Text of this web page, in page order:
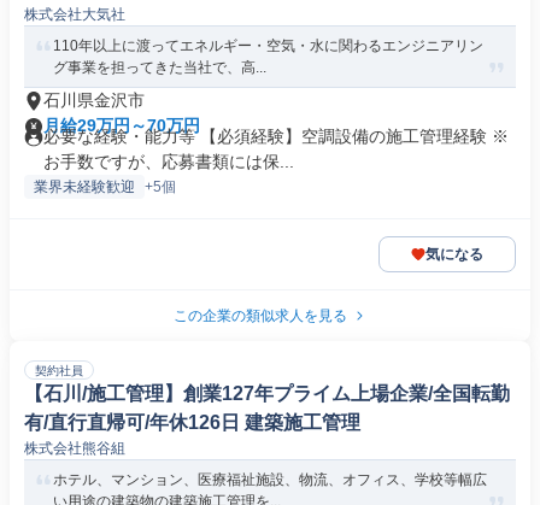
株式会社大気社
110年以上に渡ってエネルギー・空気・水に関わるエンジニアリン
グ事業を担ってきた当社で、高...
石川県金沢市
月給29万円～70万円
必要な経験・能力等 【必須経験】空調設備の施工管理経験 ※
お手数ですが、応募書類には保...
業界未経験歓迎 +5個
気になる
この企業の類似求人を見る
契約社員
【石川/施工管理】創業127年プライム上場企業/全国転勤
有/直行直帰可/年休126日 建築施工管理
株式会社熊谷組
ホテル、マンション、医療福祉施設、物流、オフィス、学校等幅広
い用途の建築物の建築施工管理を...